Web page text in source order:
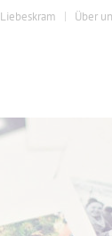
Liebeskram Über